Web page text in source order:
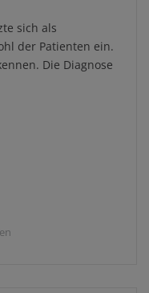
sich als
der Patienten ein.
Die Diagnose